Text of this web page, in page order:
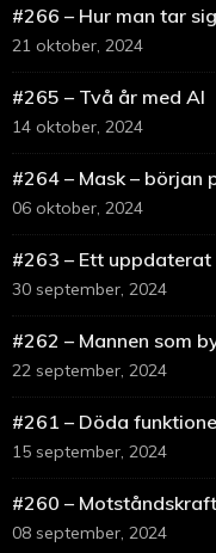
#266 – Hur man tar
21 oktober, 2024
#265 – Två år med AI
14 oktober, 2024
#264 – Mask – början
06 oktober, 2024
#263 – Ett uppdaterat
30 september, 2024
#262 – Mannen som
22 september, 2024
#261 – Döda
15 september, 2024
#260 –
08 september, 2024